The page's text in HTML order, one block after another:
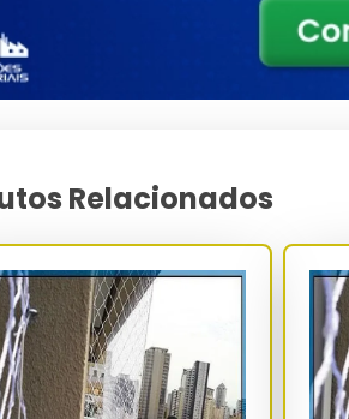
de instalação segue a NBR
na construção civil),
de aço galvanizado a fogo com
superior a 150 kgf, sendo
química epóxi-vinil éster em
é ensaiada conforme ASTM E-488
da rede considera malha
(quadras poliesportivas), com
O polietileno de alta densidade (PEAD)
de fumo, elevando o MTBF a mais de
Parâmetro
Relacionados